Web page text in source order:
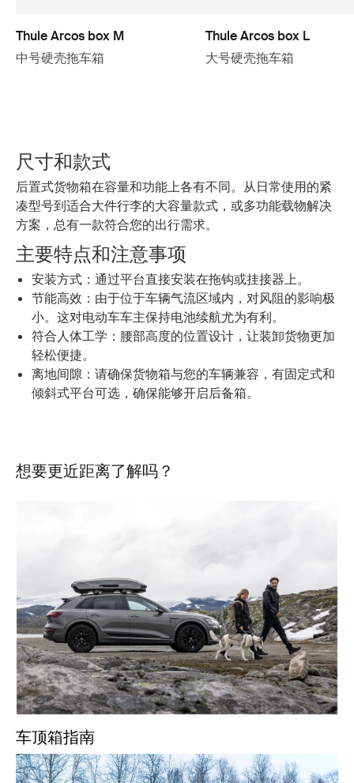
Thule Arcos box M
中号硬壳拖车箱
Thule Arcos box L
大号硬壳拖车箱
尺寸和款式
后置式货物箱在容量和功能上各有不同。从日常使用的紧
凑型号到适合大件行李的大容量款式，或多功能载物解决
方案，总有一款符合您的出行需求。
主要特点和注意事项
安装方式：通过平台直接安装在拖钩或挂接器上。
节能高效：由于位于车辆气流区域内，对风阻的影响极
小。这对电动车车主保持电池续航尤为有利。
符合人体工学：腰部高度的位置设计，让装卸货物更加
轻松便捷。
离地间隙：请确保货物箱与您的车辆兼容，有固定式和
倾斜式平台可选，确保能够开启后备箱。
想要更近距离了解吗？
车顶箱指南